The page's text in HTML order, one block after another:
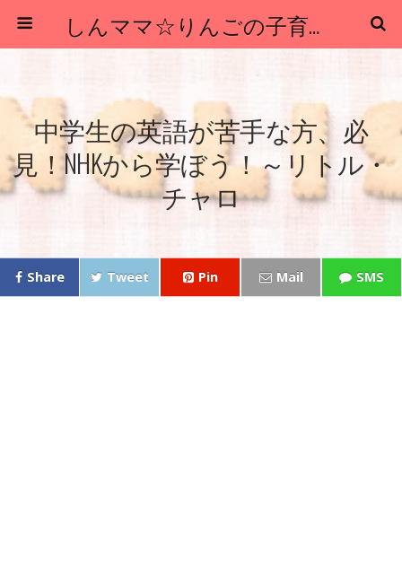
しんママ☆りんごの子育てブログ
中学生の英語が苦手な方、必
見！NHKから学ぼう！～リトル・
チャロ
Share Tweet Pin Mail SMS